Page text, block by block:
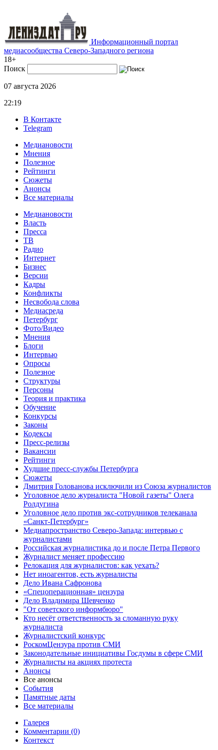
Информационный портал
медиасообщества Северо-Западного региона
18+
Поиск
07 августа 2026
22:19
В Контакте
Telegram
Медиановости
Мнения
Полезное
Рейтинги
Сюжеты
Анонсы
Все материалы
Медиановости
Власть
Пресса
ТВ
Радио
Интернет
Бизнес
Версии
Кадры
Конфликты
Несвобода слова
Медиасреда
Петербург
Фото/Видео
Мнения
Блоги
Интервью
Опросы
Полезное
Структуры
Персоны
Теория и практика
Обучение
Конкурсы
Законы
Кодексы
Пресс-релизы
Вакансии
Рейтинги
Худшие пресс-службы Петербурга
Сюжеты
Дмитрия Голованова исключили из Союза журналистов
Уголовное дело журналиста "Новой газеты" Олега
Ролдугина
Уголовное дело против экс-сотрудников телеканала
«Санкт-Петербург»
Медиапространство Северо-Запада: интервью с
журналистами
Российская журналистика до и после Петра Первого
Журналист меняет профессию
Релокация для журналистов: как уехать?
Нет иноагентов, есть журналисты
Дело Ивана Сафронова
«Спецоперационная» цензура
Дело Владимира Шевченко
"От советского информбюро"
Кто несёт ответственность за сломанную руку
журналиста
Журналистский конкурс
РоскомЦензура против СМИ
Законодательные инициативы Госдумы в сфере СМИ
Журналисты на акциях протеста
Анонсы
Все анонсы
События
Памятные даты
Все материалы
Галерея
Комментарии (0)
Контекст